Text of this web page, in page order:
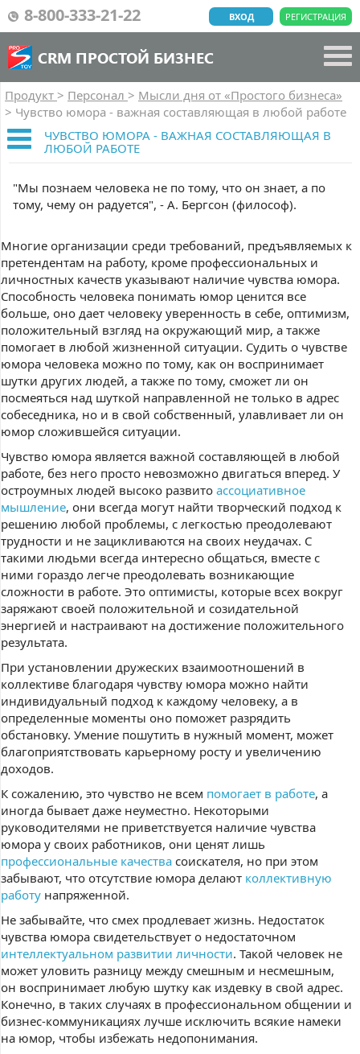
8-800-333-21-22 РЕГИСТРАЦИЯ
ВХОД
CRM ПРОСТОЙ БИЗНЕС
Продукт > Персонал > Мысли дня от «Простого бизнеса»
> Чувство юмора - важная составляющая в любой работе
ЧУВСТВО ЮМОРА - ВАЖНАЯ СОСТАВЛЯЮЩАЯ В
ЛЮБОЙ РАБОТЕ
"Мы познаем человека не по тому, что он знает, а по
тому, чему он радуется", - А. Бергсон (философ).
Многие организации среди требований, предъявляемых к
претендентам на работу, кроме профессиональных и
личностных качеств указывают наличие чувства юмора.
Способность человека понимать юмор ценится все
больше, оно дает человеку уверенность в себе, оптимизм,
положительный взгляд на окружающий мир, а также
помогает в любой жизненной ситуации. Судить о чувстве
юмора человека можно по тому, как он воспринимает
шутки других людей, а также по тому, сможет ли он
посмеяться над шуткой направленной не только в адрес
собеседника, но и в свой собственный, улавливает ли он
юмор сложившейся ситуации.
Чувство юмора является важной составляющей в любой
работе, без него просто невозможно двигаться вперед. У
остроумных людей высоко развито ассоциативное
мышление, они всегда могут найти творческий подход к
решению любой проблемы, с легкостью преодолевают
трудности и не зацикливаются на своих неудачах. С
такими людьми всегда интересно общаться, вместе с
ними гораздо легче преодолевать возникающие
сложности в работе. Это оптимисты, которые всех вокруг
заряжают своей положительной и созидательной
энергией и настраивают на достижение положительного
результата.
При установлении дружеских взаимоотношений в
коллективе благодаря чувству юмора можно найти
индивидуальный подход к каждому человеку, а в
определенные моменты оно поможет разрядить
обстановку. Умение пошутить в нужный момент, может
благоприятствовать карьерному росту и увеличению
доходов.
К сожалению, это чувство не всем помогает в работе, а
иногда бывает даже неуместно. Некоторыми
руководителями не приветствуется наличие чувства
юмора у своих работников, они ценят лишь
профессиональные качества соискателя, но при этом
забывают, что отсутствие юмора делают коллективную
работу напряженной.
Не забывайте, что смех продлевает жизнь. Недостаток
чувства юмора свидетельствует о недостаточном
интеллектуальном развитии личности. Такой человек не
может уловить разницу между смешным и несмешным,
он воспринимает любую шутку как издевку в свой адрес.
Конечно, в таких случаях в профессиональном общении и
бизнес-коммуникациях лучше исключить всякие намеки
на юмор, чтобы избежать недопонимания.